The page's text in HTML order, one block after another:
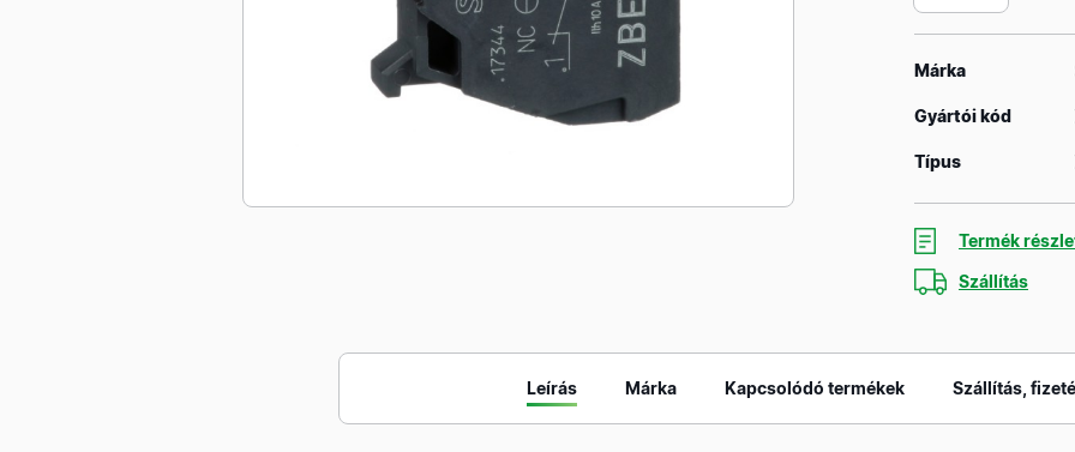
Márka
Gyártói kód
Típus
Termék
Szállítás
Leírás Márka Kapcsolódó termékek Szállítás,